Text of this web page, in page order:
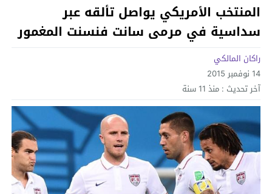
المنتخب الأمريكي يواصل تألقه عبر
سداسية في مرمى سانت فنسنت المغمور
راكان المالكي
14 نوفمبر 2015
آخر تحديث : منذ 11 سنة